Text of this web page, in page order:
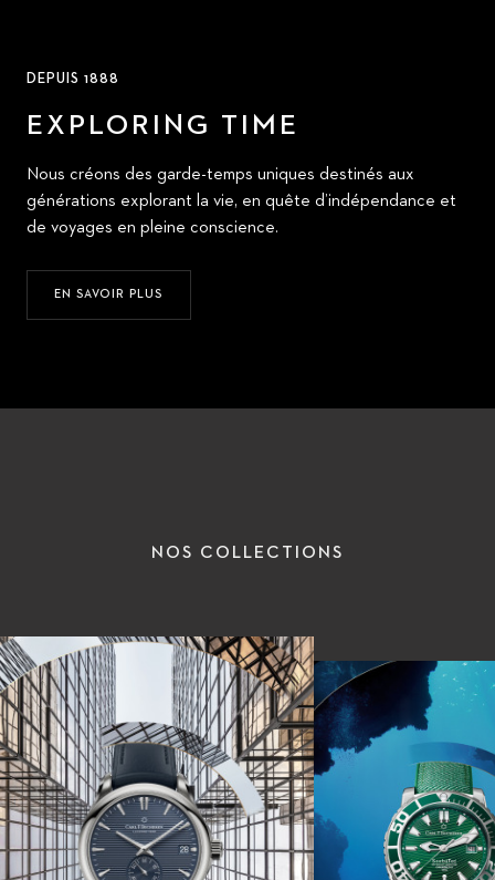
DEPUIS 1888
EXPLORING TIME
Nous créons des garde-temps uniques destinés aux
générations explorant la vie, en quête d’indépendance et
de voyages en pleine conscience.
EN SAVOIR PLUS
NOS COLLECTIONS